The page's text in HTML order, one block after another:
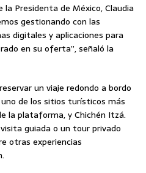
Presidenta de México, Claudia
gestionando con las
digitales y aplicaciones para
en su oferta”, señaló la
un viaje redondo a bordo
de los sitios turísticos más
la plataforma, y Chichén Itzá.
guiada o un tour privado
otras experiencias